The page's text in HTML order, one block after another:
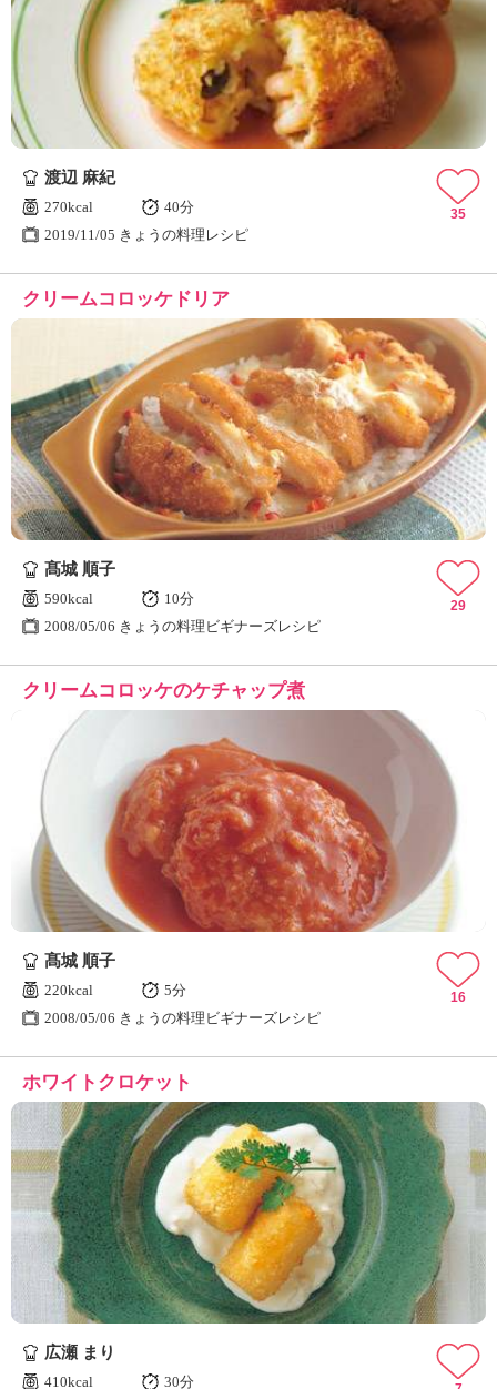
渡辺 麻紀
270kcal
40分
2019/11/05 きょうの料理レシピ
35
クリームコロッケドリア
髙城 順子
590kcal
10分
2008/05/06 きょうの料理ビギナーズレシピ
29
クリームコロッケのケチャップ煮
髙城 順子
220kcal
5分
2008/05/06 きょうの料理ビギナーズレシピ
16
ホワイトクロケット
広瀬 まり
410kcal 30分